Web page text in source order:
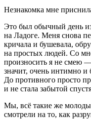
Незнакомка мне
Это был обычный день
на Ладоге. Меня снова
кричала и бушевала,
на простых людей. Со
произносить я не смею
значит, очень интимно и
До противного просто
и не стала забытой
Мы, всё такие же
смотрели на то, как